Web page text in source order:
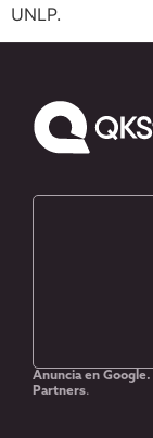
UNLP.
Anuncia en Google.
Partners.